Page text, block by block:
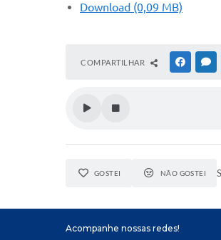
Download (0,09 MB)
COMPARTILHAR
GOSTEI NÃO GOSTEI
Acompanhe nossas redes!